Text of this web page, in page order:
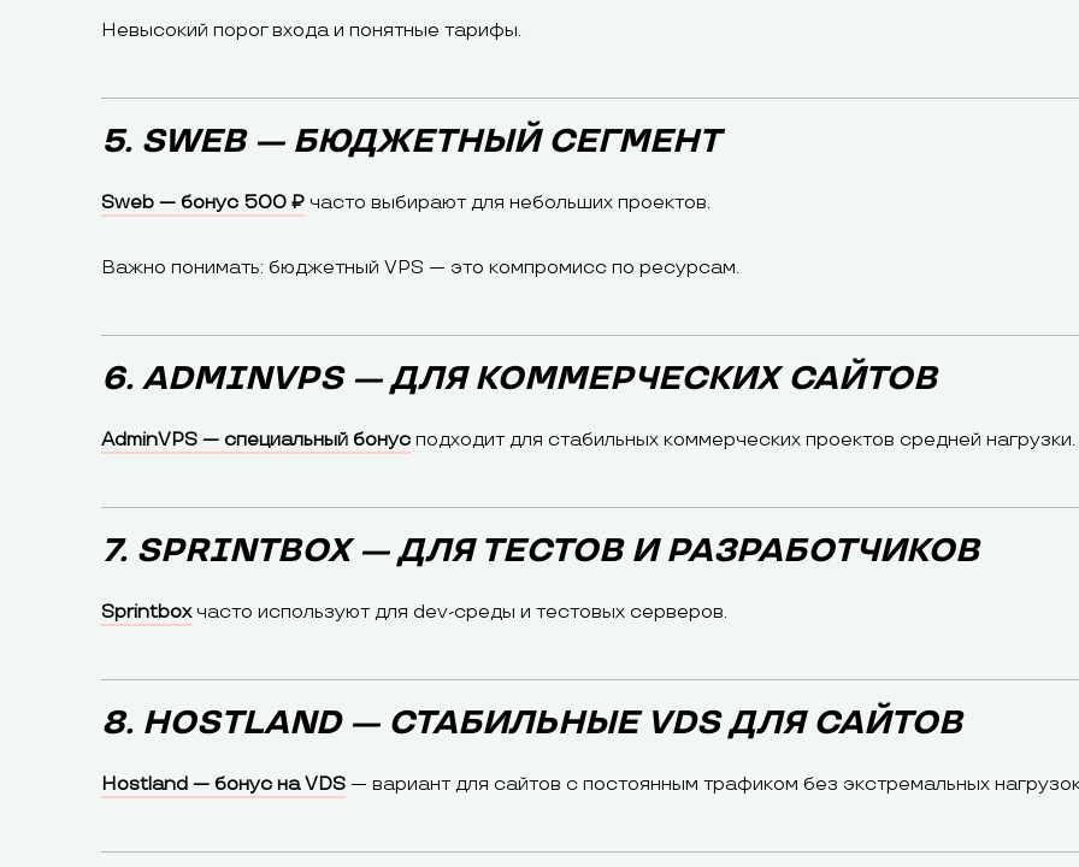
Невысокий порог входа и понятные тарифы.
5. SWEB — БЮДЖЕТНЫЙ СЕГМЕНТ
Sweb — бонус 500 ₽ часто выбирают для небольших проектов.
Важно понимать: бюджетный VPS — это компромисс по ресурсам.
6. ADMINVPS — ДЛЯ КОММЕРЧЕСКИХ САЙТОВ
AdminVPS — специальный бонус подходит для стабильных коммерческих проектов средней нагрузки.
7. SPRINTBOX — ДЛЯ ТЕСТОВ И РАЗРАБОТЧИКОВ
Sprintboxчасто используют для dev-среды и тестовых серверов.
8. HOSTLAND — СТАБИЛЬНЫЕ VDS ДЛЯ САЙТОВ
Hostland — бонус на VDS — вариант для сайтов с постоянным трафиком без экстремальных